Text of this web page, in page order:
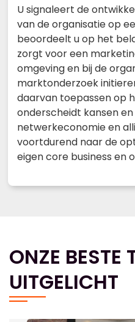
U signaleert de
van de organisatie op
beoordeelt u op het
zorgt voor een
omgeving en bij de
marktonderzoek
daarvan toepassen op
onderscheidt kansen
netwerkeconomie en
voortdurend naar de
eigen core business en
ONZE BESTE
UITGELICHT